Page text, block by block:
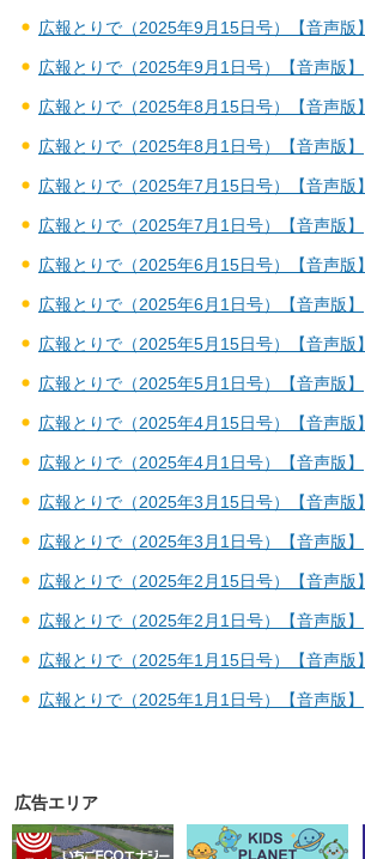
広報とりで（2025年9月15日号）【音声版】
広報とりで（2025年9月1日号）【音声版】
広報とりで（2025年8月15日号）【音声版】
広報とりで（2025年8月1日号）【音声版】
広報とりで（2025年7月15日号）【音声版】
広報とりで（2025年7月1日号）【音声版】
広報とりで（2025年6月15日号）【音声版】
広報とりで（2025年6月1日号）【音声版】
広報とりで（2025年5月15日号）【音声版】
広報とりで（2025年5月1日号）【音声版】
広報とりで（2025年4月15日号）【音声版】
広報とりで（2025年4月1日号）【音声版】
広報とりで（2025年3月15日号）【音声版】
広報とりで（2025年3月1日号）【音声版】
広報とりで（2025年2月15日号）【音声版】
広報とりで（2025年2月1日号）【音声版】
広報とりで（2025年1月15日号）【音声版】
広報とりで（2025年1月1日号）【音声版】
広告エリア